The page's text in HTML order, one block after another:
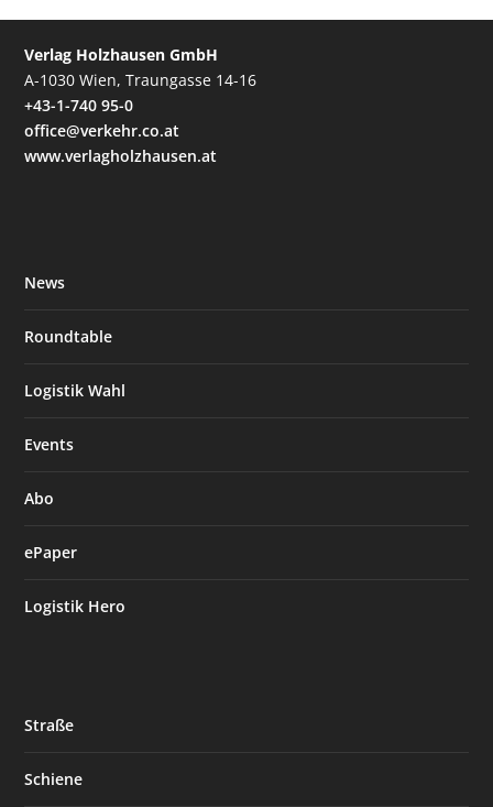
Verlag Holzhausen GmbH
A-1030 Wien, Traungasse 14-16
+43-1-740 95-0
office@verkehr.co.at
www.verlagholzhausen.at
News
Roundtable
Logistik Wahl
Events
Abo
ePaper
Logistik Hero
Straße
Schiene